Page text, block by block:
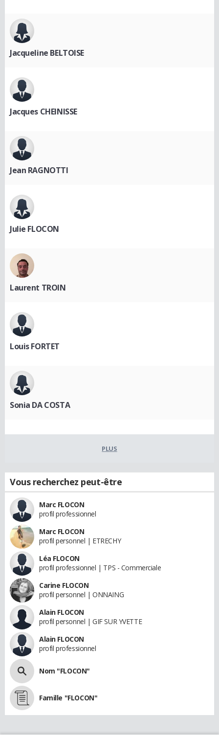
Jacqueline BELTOISE
Jacques CHEINISSE
Jean RAGNOTTI
Julie FLOCON
Laurent TROIN
Louis FORTET
Sonia DA COSTA
PLUS
Vous recherchez peut-être
Marc FLOCON
profil professionnel
Marc FLOCON
profil personnel | ETRECHY
Léa FLOCON
profil professionnel | TPS - Commerciale
Carine FLOCON
profil personnel | ONNAING
Alain FLOCON
profil personnel | GIF SUR YVETTE
Alain FLOCON
profil professionnel
Nom "FLOCON"
Famille "FLOCON"